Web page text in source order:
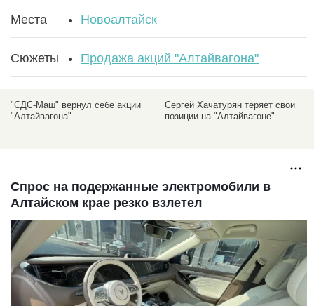
Места Новоалтайск
Сюжеты Продажа акций "Алтайвагона"
"СДС-Маш" вернул себе акции
"Алтайвагона"
Сергей Хачатурян теряет свои
позиции на "Алтайвагоне"
Спрос на подержанные электромобили в
Алтайском крае резко взлетел